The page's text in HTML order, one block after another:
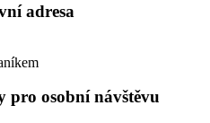
adresa
pro osobní návštěvu